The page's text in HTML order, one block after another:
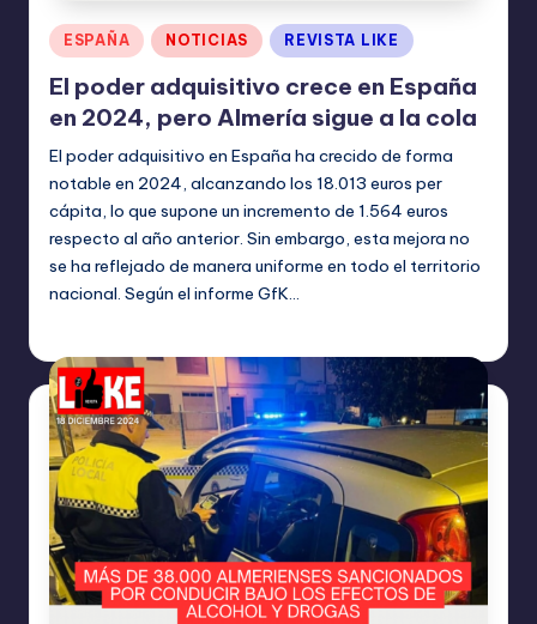
Publicado
en
ESPAÑA NOTICIAS REVISTA LIKE
El poder adquisitivo crece en España
en 2024, pero Almería sigue a la cola
El poder adquisitivo en España ha crecido de forma
notable en 2024, alcanzando los 18.013 euros per
cápita, lo que supone un incremento de 1.564 euros
respecto al año anterior. Sin embargo, esta mejora no
se ha reflejado de manera uniforme en todo el territorio
nacional. Según el informe GfK…